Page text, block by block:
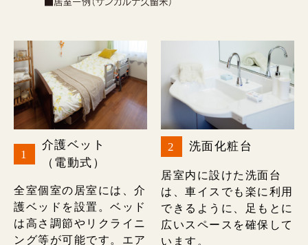
1
介護ベット
（電動式）
全室個室の居室には、介
護ベッドを設置。ベッド
は高さ調節やリクライニ
ング等が可能です。エア
2 洗面化粧台
居室内に設けた洗面台
は、車イスでも楽に利用
できるように、足もとに
広いスペースを確保して
います。